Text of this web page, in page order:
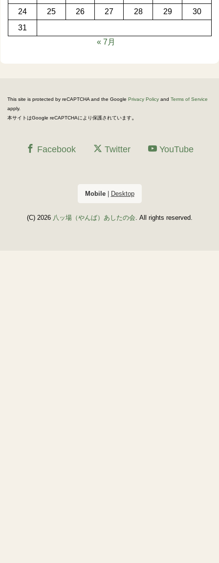
24
25 26 27 28 29
30
31
« 7月
This site is protected by reCAPTCHA and the Google Privacy Policy and Terms of Service
apply.
本サイトはGoogle reCAPTCHAにより保護されています。
Facebook Twitter YouTube
Mobile| Desktop
(C) 2026 八ッ場（やんば）あしたの会. All rights reserved.